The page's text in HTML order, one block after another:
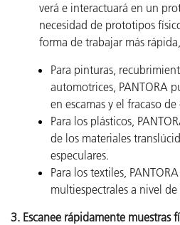
verá e interactuará en un
necesidad de prototipos
forma de trabajar más
Para pinturas,
automotrices, PANTORA
en escamas y el fracaso de
Para los plásticos,
de los materiales
especulares.
Para los textiles,
multiespectrales a nivel de
3. Escanee rápidamente muestras